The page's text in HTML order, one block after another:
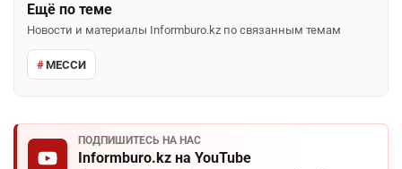
Ещё по теме
Новости и материалы Informburo.kz по связанным темам
МЕССИ
ПОДПИШИТЕСЬ НА НАС
Informburo.kz на YouTube